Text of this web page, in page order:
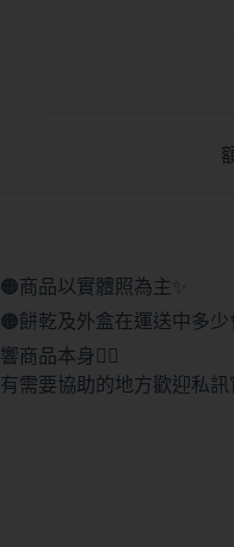
🟠商品以實體照為主✨
🟠餅乾及外盒在運送中多
響商品本身🙇‍♀️
有需要協助的地方歡迎私